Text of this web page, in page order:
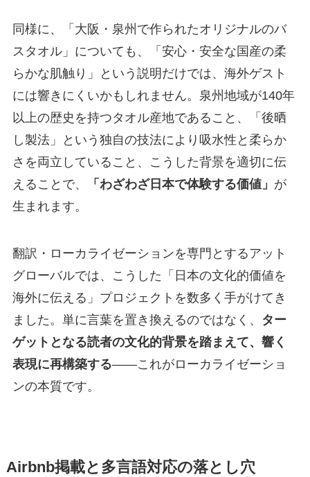
同様に、「大阪・泉州で作られたオリジナルのバ
スタオル」についても、「安心・安全な国産の柔
らかな肌触り」という説明だけでは、海外ゲスト
には響きにくいかもしれません。泉州地域が140年
以上の歴史を持つタオル産地であること、「後晒
し製法」という独自の技法により吸水性と柔らか
さを両立していること、こうした背景を適切に伝
えることで、
「わざわざ日本で体験する価値」 が
生まれます。
翻訳・ローカライゼーションを専門とするアット
グローバルでは、こうした「日本の文化的価値を
海外に伝える」プロジェクトを数多く手がけてき
ました。単に言葉を置き換えるのではなく、
ター
ゲットとなる読者の文化的背景を踏まえて、響く
表現に再構築する——これがローカライゼーショ
ンの本質です。
Airbnb掲載と多言語対応の落とし穴